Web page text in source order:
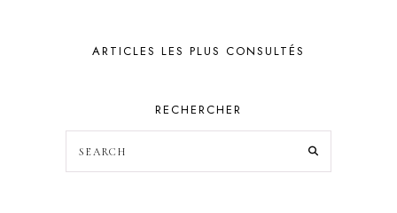
ARTICLES LES PLUS CONSULTÉS
RECHERCHER